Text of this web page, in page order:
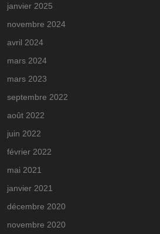
janvier 2025
novembre 2024
avril 2024
mars 2024
mars 2023
septembre 2022
août 2022
juin 2022
février 2022
mai 2021
janvier 2021
décembre 2020
novembre 2020